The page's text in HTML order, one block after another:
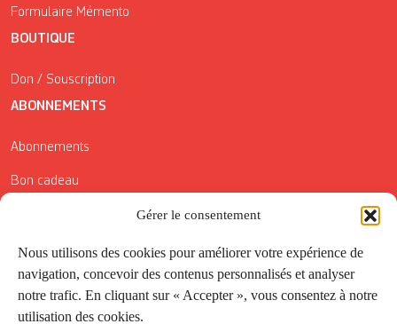
Gérer le consentement
Nous utilisons des cookies pour améliorer votre expérience de
navigation, concevoir des contenus personnalisés et analyser
notre trafic. En cliquant sur « Accepter », vous consentez à notre
utilisation des cookies.
Formulaire Mémento
BOUTIQUE
Don / Souscription
ABONNEMENTS
Abonnements
Bon cadeau
Conditions générales de vente
Réductions de la Carte Côté Courrier
Application